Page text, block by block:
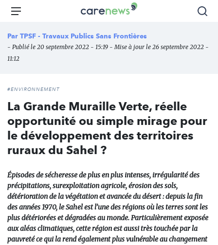
Aller
principal
Carenews,
média
des
Menu
Par TPSF - Travaux Publics Sans Frontières
- Publié le 20 septembre 2022 - 15:19 - Mise à jour le 26 septembre 2022 -
11:12
#ENVIRONNEMENT
La Grande Muraille Verte, réelle
opportunité ou simple mirage pour
le développement des territoires
ruraux du Sahel ?
Épisodes de sécheresse de plus en plus intenses, irrégularité des
précipitations, surexploitation agricole, érosion des sols,
détérioration de la végétation et avancée du désert : depuis la fin
des années 1970, le Sahel est l’une des régions où les terres sont les
plus détériorées et dégradées au monde. Particulièrement exposée
aux aléas climatiques, cette région est aussi très touchée par la
pauvreté ce qui la rend également plus vulnérable au changement